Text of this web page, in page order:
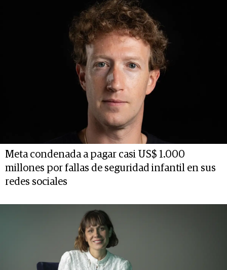
Meta condenada a pagar casi US$ 1.000
millones por fallas de seguridad infantil en sus
redes sociales